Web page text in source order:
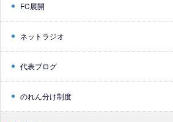
FC展開
ネットラジオ
代表ブログ
のれん分け制度